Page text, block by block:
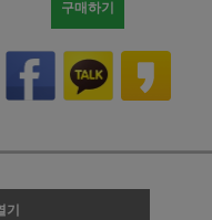
구매하기
기